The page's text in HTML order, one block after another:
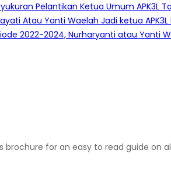
Pelantikan Ketua Umum APK3L
Atau Yanti Waelah Jadi ketua
2022-2024, Nurharyanti atau Yanti
brochure for an easy to read guide on